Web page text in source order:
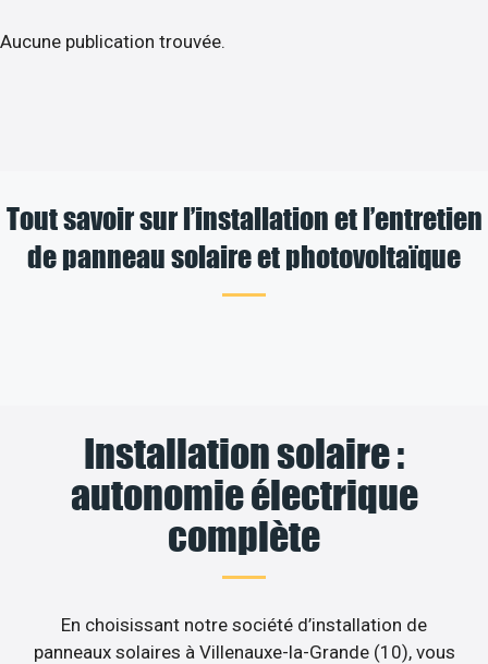
Aucune publication trouvée.
Tout savoir sur l’installation et l’entretien
de panneau solaire et photovoltaïque
Installation solaire :
autonomie électrique
complète
En choisissant notre société d’installation de
panneaux solaires à Villenauxe-la-Grande (10), vous